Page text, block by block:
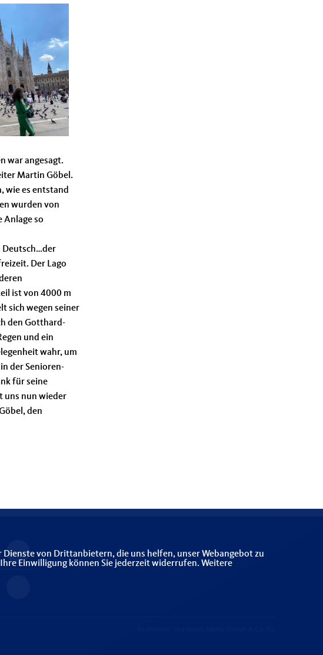
war angesagt.
Martin Göbel.
wie es entstand
wurden von
Anlage so
Deutsch…der
Der Lago
ist von 4000 m
sich wegen seiner
den Gotthard-
und ein
wahr, um
der Senioren-
für seine
uns nun wieder
den
von Drittanbietern, die uns helfen, unser Webangebot zu
Einwilligung können Sie jederzeit widerrufen. Weitere